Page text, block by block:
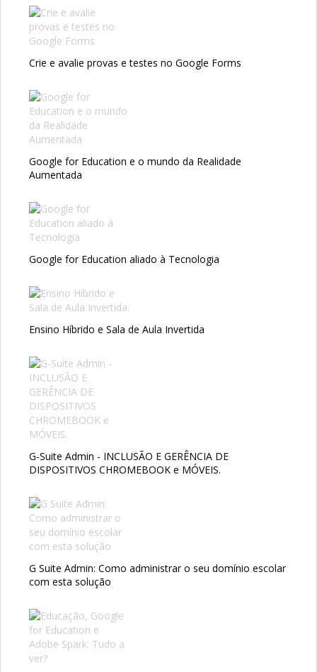
Crie e avalie provas e testes no Google Forms
Google for Education e o mundo da Realidade
Aumentada
Google for Education aliado à Tecnologia
Ensino Híbrido e Sala de Aula Invertida
G-Suite Admin - INCLUSÃO E GERÊNCIA DE
DISPOSITIVOS CHROMEBOOK e MÓVEIS.
G Suite Admin: Como administrar o seu domínio escolar
com esta solução